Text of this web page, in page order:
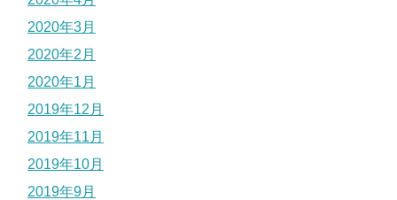
2020年3月
2020年2月
2020年1月
2019年12月
2019年11月
2019年10月
2019年9月